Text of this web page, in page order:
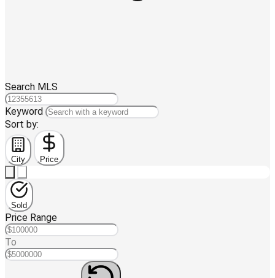
Search MLS
Keyword
Sort by:
City Price
Sold
Price Range
To